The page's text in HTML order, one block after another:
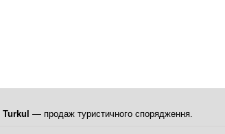
Turkul — продаж туристичного спорядження.